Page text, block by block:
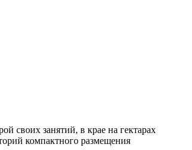
своих занятий, в крае на гектарах
компактного размещения